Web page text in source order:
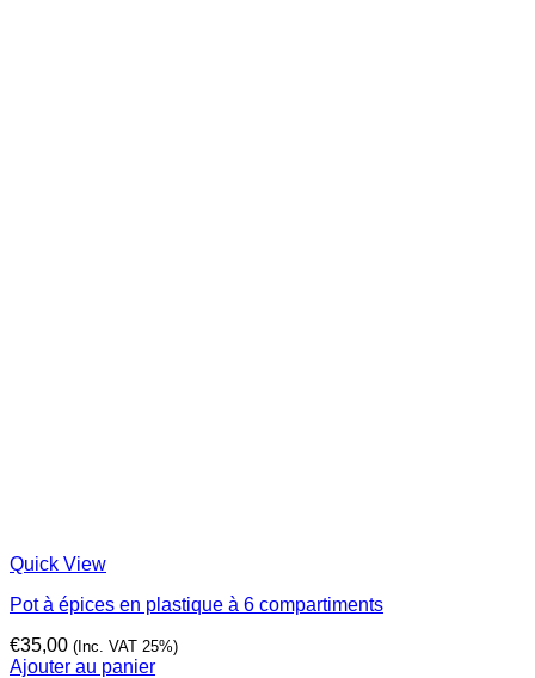
Quick View
Pot à épices en plastique à 6 compartiments
€35,00 (Inc. VAT 25%)
Ajouter au panier